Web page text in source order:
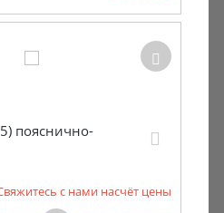
пояснично-
с нами насчёт цены